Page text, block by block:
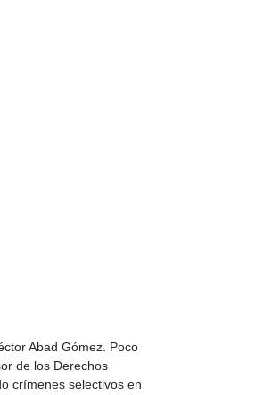
Abad Gómez. Poco
de los Derechos
crímenes selectivos en